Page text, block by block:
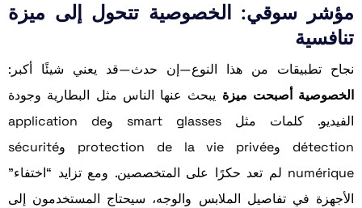
مؤشر سوقي: الخصوصية تتحول إلى ميزة
تنافسية
نجاح تطبيقات من هذا النوع—إن حدث—قد يعني شيئًا أكبر:
الخصوصية أصبحت ميزة يبحث عنها الناس مثل البطارية وجودة
الفيديو. كلمات مثل smart glasses وapplication de
détection وprotection de la vie privée وsécurité
numérique لم تعد حكرًا على المتخصصين. ومع تزايد “اختفاء”
الأجهزة في تفاصيل الملابس والوجه، سيحتاج المستخدمون إلى